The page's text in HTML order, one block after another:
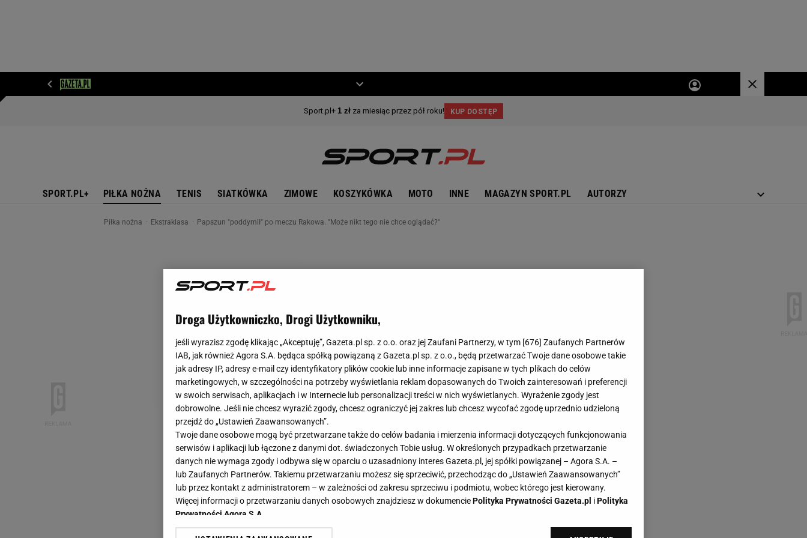
SPORT.PL+ PIŁKA NOŻNA TENIS SIATKÓWKA ZIMOWE KOSZYKÓWKA MOTO INNE MAGAZYN SPORT.PL AUTORZY
Piłka nożna Ekstraklasa Papszun "poddymił" po meczu Rakowa. "Może nikt tego nie chce oglądać?"
Droga Użytkowniczko, Drogi Użytkowniku,
jeśli wyrazisz zgodę klikając „Akceptuję”, Gazeta.pl sp. z o.o. oraz jej Zaufani Partnerzy, w tym [676] Zaufanych Partnerów
IAB, jak również Agora S.A. będąca spółką powiązaną z Gazeta.pl sp. z o.o., będą przetwarzać Twoje dane osobowe takie
jak adresy IP, adresy e-mail czy identyfikatory plików cookie lub inne informacje zapisane w tych plikach do celów
marketingowych, w szczególności na potrzeby wyświetlania reklam dopasowanych do Twoich zainteresowań i preferencji
w swoich serwisach, aplikacjach i w Internecie lub personalizacji treści w nich wyświetlanych. Wyrażenie zgody jest
dobrowolne. Jeśli nie chcesz wyrazić zgody, chcesz ograniczyć jej zakres lub chcesz wycofać zgodę uprzednio udzieloną
przejdź do „Ustawień Zaawansowanych”.
Twoje dane osobowe mogą być przetwarzane także do celów badania i mierzenia informacji dotyczących funkcjonowania
serwisów i aplikacji lub łączone z danymi dot. świadczonych Tobie usług. W określonych przypadkach przetwarzanie
danych nie wymaga zgody i odbywa się w oparciu o uzasadniony interes Gazeta.pl, jej spółki powiązanej – Agora S.A. –
lub Zaufanych Partnerów. Takiemu przetwarzaniu możesz się sprzeciwić, przechodząc do „Ustawień Zaawansowanych”
lub przez kontakt z administratorem – w zależności od zakresu sprzeciwu i podmiotu, wobec którego jest kierowany.
Więcej informacji o przetwarzaniu danych osobowych znajdziesz w dokumenciePolityka Prywatności Gazeta.pl iPolityka
Prywatności Agora S.A.